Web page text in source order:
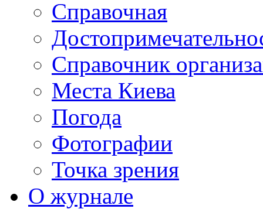
Справочная
Справочник
Места Киева
Погода
Фотографии
Точка зрения
О журнале